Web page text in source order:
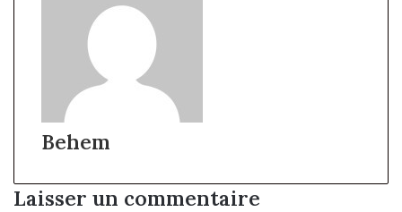
Behem
Laisser un commentaire